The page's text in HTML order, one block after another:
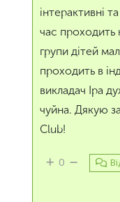
інтерактивні
час
групи дітей
проходить в
викладач Іра
чуйна. Дякую
Club!
0